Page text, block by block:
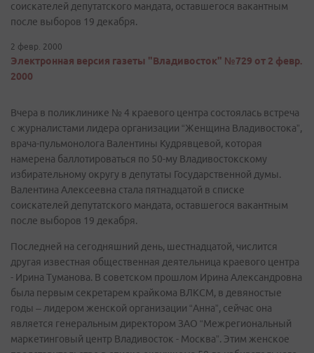
соискателей депутатского мандата, оставшегося вакантным
после выборов 19 декабря.
2 февр. 2000
Электронная версия газеты "Владивосток" №729 от 2 февр.
2000
Вчера в поликлинике № 4 краевого центра состоялась встреча
с журналистами лидера организации “Женщина Владивостока”,
врача-пульмонолога Валентины Кудрявцевой, которая
намерена баллотироваться по 50-му Владивостокскому
избирательному округу в депутаты Государственной думы.
Валентина Алексеевна стала пятнадцатой в списке
соискателей депутатского мандата, оставшегося вакантным
после выборов 19 декабря.
Последней на сегодняшний день, шестнадцатой, числится
другая известная общественная деятельница краевого центра
- Ирина Туманова. В советском прошлом Ирина Александровна
была первым секретарем крайкома ВЛКСМ, в девяностые
годы – лидером женской организации “Анна”, сейчас она
является генеральным директором ЗАО “Межрегиональный
маркетинговый центр Владивосток - Москва”. Этим женское